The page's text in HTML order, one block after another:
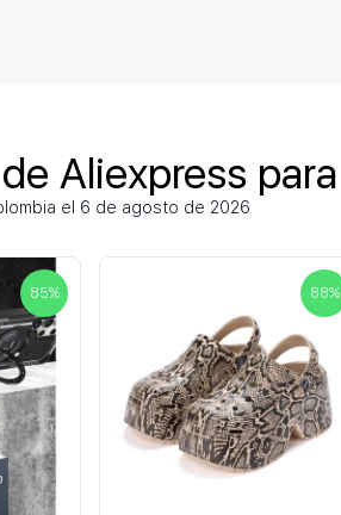
Aliexpress para
el 6 de agosto de 2026
85% 88%